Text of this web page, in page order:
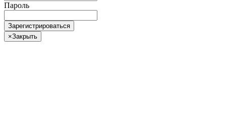
Пароль
Зарегистрироваться
×Закрыть